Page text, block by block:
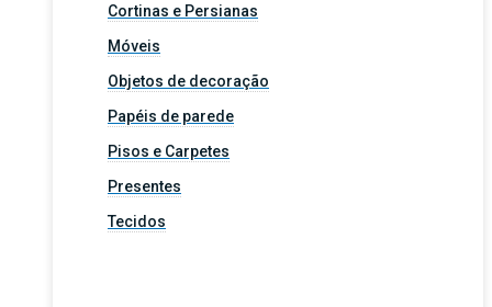
Cortinas e Persianas
Móveis
Objetos de decoração
Papéis de parede
Pisos e Carpetes
Presentes
Tecidos